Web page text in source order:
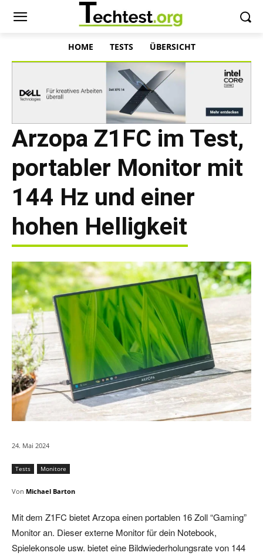
HOME TESTS ÜBERSICHT
Arzopa Z1FC im Test,
portabler Monitor mit
144 Hz und einer
hohen Helligkeit
24. Mai 2024
Tests Monitore
Von Michael Barton
Mit dem Z1FC bietet Arzopa einen portablen 16 Zoll “Gaming”
Monitor an. Dieser externe Monitor für dein Notebook,
Spielekonsole usw. bietet eine Bildwiederholungsrate von 144